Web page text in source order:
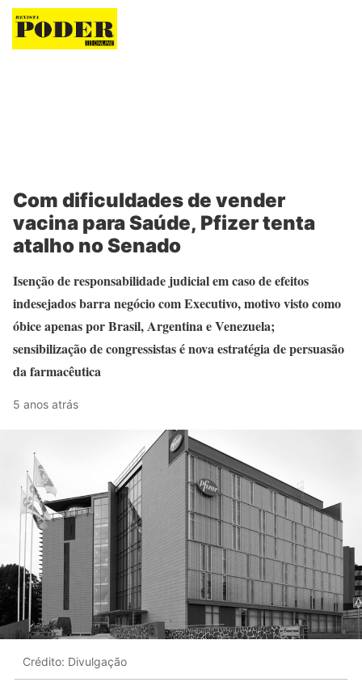
Revista Poder
Com dificuldades de vender
vacina para Saúde, Pfizer tenta
atalho no Senado
Isenção de responsabilidade judicial em caso de efeitos
indesejados barra negócio com Executivo, motivo visto como
óbice apenas por Brasil, Argentina e Venezuela;
sensibilização de congressistas é nova estratégia de persuasão
da farmacêutica
5 anos atrás
Crédito: Divulgação